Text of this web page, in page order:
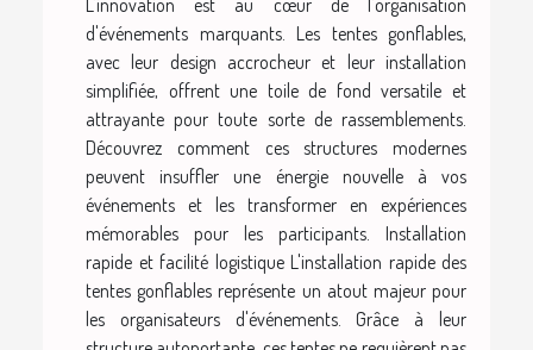
L'innovation est au cœur de l'organisation
d'événements marquants. Les tentes gonflables,
avec leur design accrocheur et leur installation
simplifiée, offrent une toile de fond versatile et
attrayante pour toute sorte de rassemblements.
Découvrez comment ces structures modernes
peuvent insuffler une énergie nouvelle à vos
événements et les transformer en expériences
mémorables pour les participants. Installation
rapide et facilité logistique L'installation rapide des
tentes gonflables représente un atout majeur pour
les organisateurs d'événements. Grâce à leur